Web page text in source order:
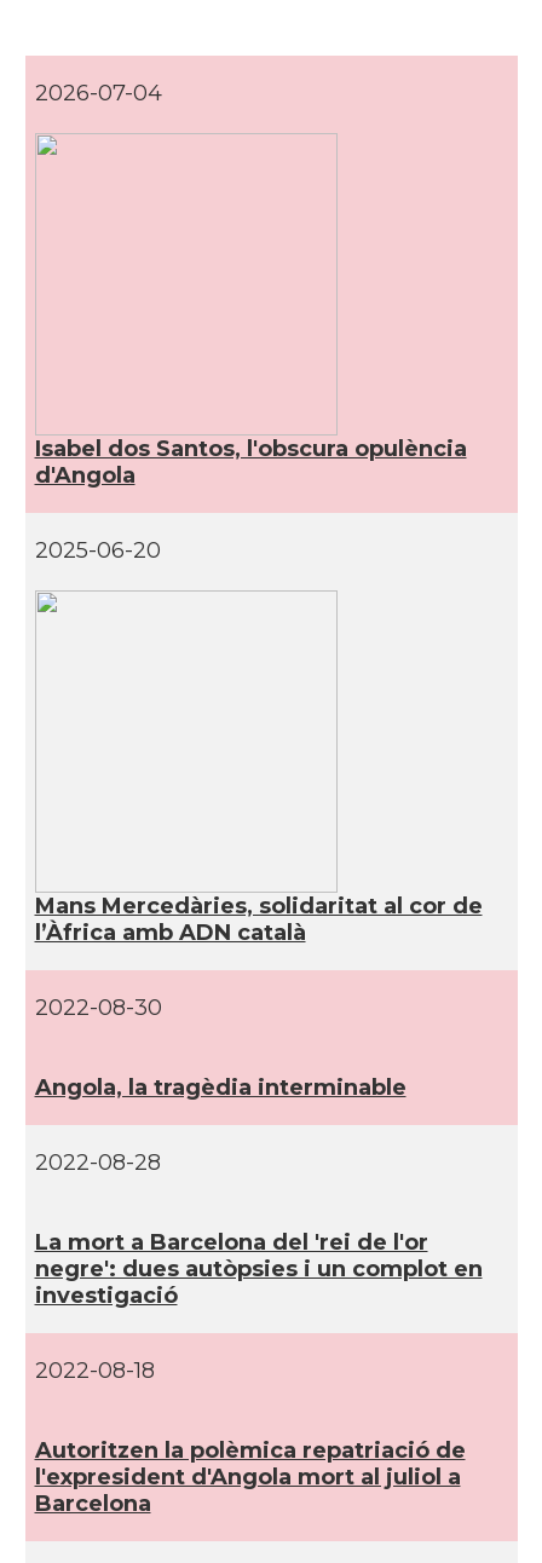
2026-07-04
Isabel dos Santos, l'obscura opulència
d'Angola
2025-06-20
Mans Mercedàries, solidaritat al cor de
l’Àfrica amb ADN català
2022-08-30
Angola, la tragèdia interminable
2022-08-28
La mort a Barcelona del 'rei de l'or
negre': dues autòpsies i un complot en
investigació
2022-08-18
Autoritzen la polèmica repatriació de
l'expresident d'Angola mort al juliol a
Barcelona